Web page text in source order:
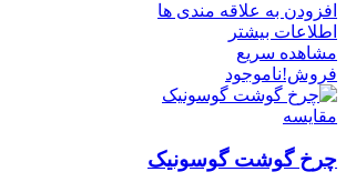
افزودن به علاقه مندی ها
اطلاعات بیشتر
مشاهده سریع
فروش!ناموجود
مقایسه
چرخ گوشت گوسونیک